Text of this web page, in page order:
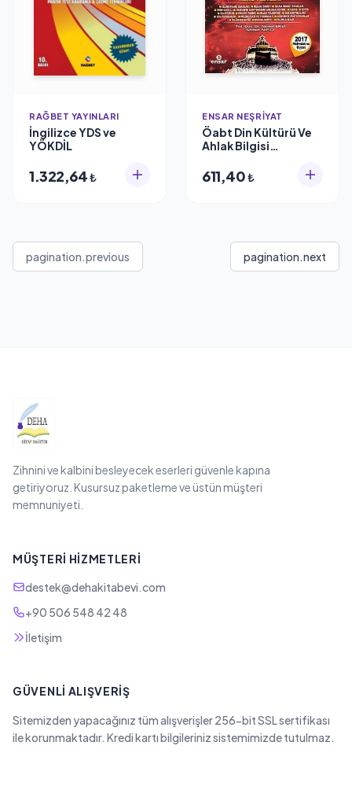
RAĞBET YAYINLARI
İngilizce YDS ve
YÖKDİL
1.322,64₺
ENSAR NEŞRIYAT
Öabt Din Kültürü Ve
Ahlak Bilgisi
Bilgisi Konu Anlat,
Ensar Neşriyat
611,40₺
pagination.previous pagination.next
Zihnini ve kalbini besleyecek eserleri güvenle kapına
getiriyoruz. Kusursuz paketleme ve üstün müşteri
memnuniyeti.
MÜŞTERI HIZMETLERI
destek@dehakitabevi.com
+90 506 548 42 48
İletişim
GÜVENLI ALIŞVERIŞ
Sitemizden yapacağınız tüm alışverişler 256-bit SSL sertifikası
ile korunmaktadır. Kredi kartı bilgileriniz sistemimizde tutulmaz.